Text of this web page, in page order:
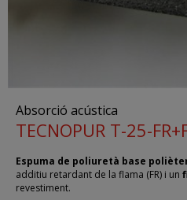
Absorció acústica
TECNOPUR T-25-
Espuma de poliuretà base
additiu retardant de la flama (FR) i un
revestiment.